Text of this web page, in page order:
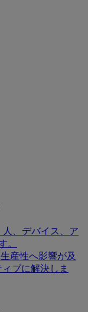
人、デバイス、ア
。
生産性へ影響が及
ブに解決しま